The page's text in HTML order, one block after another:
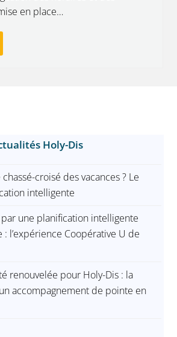
en place…
Holy-Dis
croisé des vacances ? Le
intelligente
une planification intelligente
l’expérience Coopérative U de
renouvelée pour Holy-Dis : la
accompagnement de pointe en